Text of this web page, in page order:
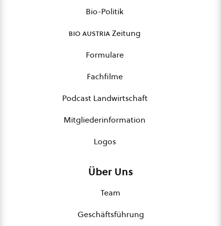
Bio-Politik
bio austriaZeitung
Formulare
Fachfilme
Podcast Landwirtschaft
Mitgliederinformation
Logos
Über Uns
Team
Geschäftsführung